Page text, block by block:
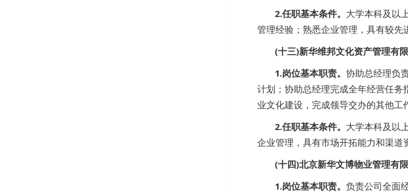
2.任职基本条件。 大学本科及以
管理经验；熟悉企业管理，具有较先
(十三)新华维邦文化资产管理有
1.岗位基本职责。 协助总经理负
计划；协助总经理完成全年经营任
业文化建设，完成领导交办的其他工
2.任职基本条件。 大学本科及以
企业管理，具有市场开拓能力和渠道
(十四)北京新华文博物业管理有
1.岗位基本职责。 负责公司全面